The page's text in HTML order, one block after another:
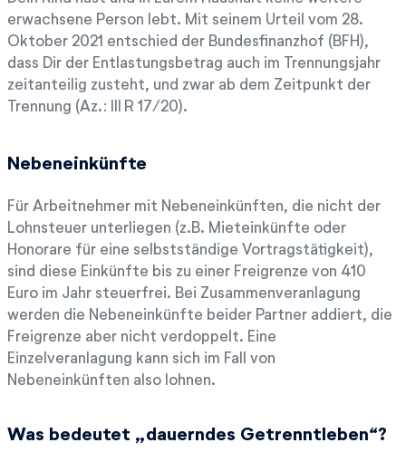
erwachsene Person lebt. Mit seinem Urteil vom 28.
Oktober 2021 entschied der Bundesfinanzhof (BFH),
dass Dir der Entlastungsbetrag auch im Trennungsjahr
zeitanteilig zusteht, und zwar ab dem Zeitpunkt der
Trennung (Az.: III R 17/20).
Nebeneinkünfte
Für Arbeitnehmer mit Nebeneinkünften, die nicht der
Lohnsteuer unterliegen (z.B. Mieteinkünfte oder
Honorare für eine selbstständige Vortragstätigkeit),
sind diese Einkünfte bis zu einer Freigrenze von 410
Euro im Jahr steuerfrei. Bei Zusammenveranlagung
werden die Nebeneinkünfte beider Partner addiert, die
Freigrenze aber nicht verdoppelt. Eine
Einzelveranlagung kann sich im Fall von
Nebeneinkünften also lohnen.
Was bedeutet „dauerndes Getrenntleben“?